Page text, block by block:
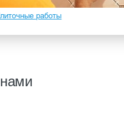
работы